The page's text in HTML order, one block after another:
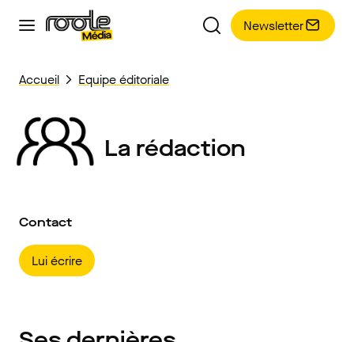
Newsletter
Accueil Equipe éditoriale
La rédaction
Contact
Lui écrire